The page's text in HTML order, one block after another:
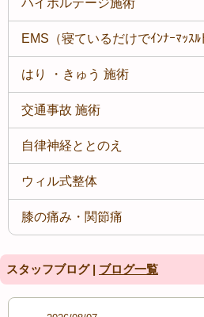
ハイボルテージ施術
EMS（寝ているだけでｲﾝﾅｰﾏｯｽﾙﾄ
はり ・きゅう 施術
交通事故 施術
自律神経ととのえ
ウィル式整体
膝の痛み・関節痛
スタッフブログ | ブログ一覧